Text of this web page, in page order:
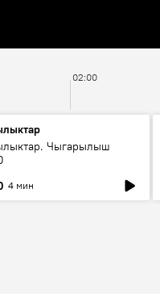
02:00
Чыгарылыш
4 мин